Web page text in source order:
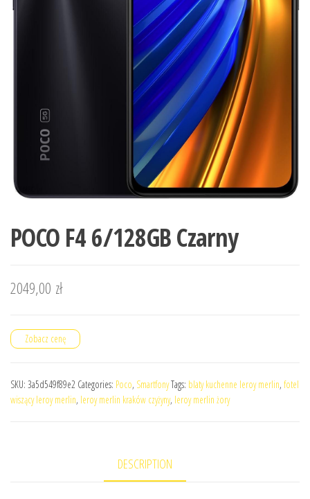
POCO F4 6/128GB Czarny
2049,00 zł
Zobacz cenę
SKU: 3a5d549f89e2 Categories: Poco, SmartfonyTags: blaty kuchenne leroy merlin, fotel
wiszący leroy merlin, leroy merlin kraków czyżyny, leroy merlin żory
DESCRIPTION